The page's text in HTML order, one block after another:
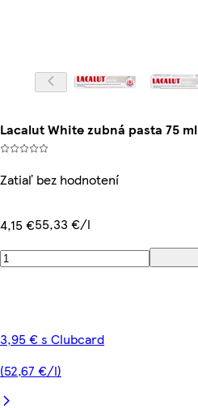
Lacalut White zubná pasta 75 ml
Zatiaľ bez hodnotení
4,15 €55,33 €/l
3,95 € s Clubcard
(52,67 €/l)